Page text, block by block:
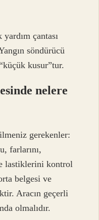
çantası
söndürücü
kusur”tur.
nelere
gerekenler:
farlarını,
lastiklerini kontrol
belgesi ve
Aracın geçerli
olmalıdır.